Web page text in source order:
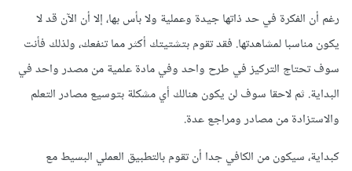
رغم أن الفكرة في حد ذاتها جيدة وعملية ولا بأس بها، إلا أن الآن قد لا
يكون مناسبا لمشاهدتها. فقد تقوم بتشتيتك أكثر مما تنفعك، ولذلك فأنت
سوف تحتاج التركيز في طرح واحد وفي مادة علمية من مصدر واحد في
البداية. ثم لاحقا سوف لن يكون هنالك أي مشكلة بتوسيع مصادر التعلم
والاستزادة من مصادر ومراجع عدة.
كبداية، سيكون من الكافي جدا أن تقوم بالتطبيق العملي البسيط مع